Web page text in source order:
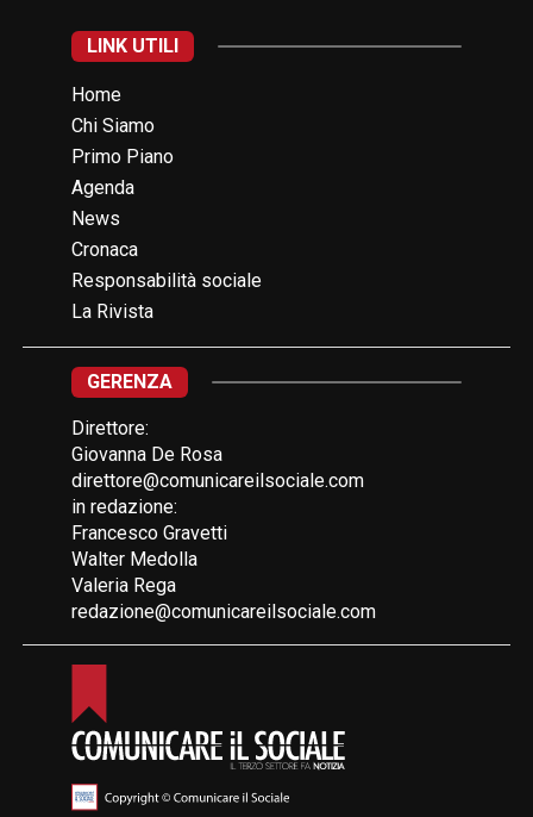
LINK UTILI
Home
Chi Siamo
Primo Piano
Agenda
News
Cronaca
Responsabilità sociale
La Rivista
GERENZA
Direttore:
Giovanna De Rosa
direttore@comunicareilsociale.com
in redazione:
Francesco Gravetti
Walter Medolla
Valeria Rega
redazione@comunicareilsociale.com